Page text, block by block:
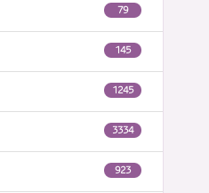
79
145
1245
3334
923